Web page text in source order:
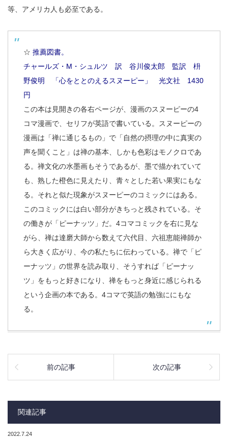
等、アメリカ人も必至である。
☆ 推薦図書。
チャールズ・M・シュルツ 訳 谷川俊太郎 監訳 枡
野俊明 「心をととのえるスヌーピー」 光文社 1430
円
この本は見開きの各右ページが、漫画のスヌーピーの4
コマ漫画で、セリフが英語で書いている。スヌーピーの
漫画は「禅に通じるもの」で「自然の摂理の中に真実の
声を聞くこと」は禅の基本、しかも色彩はモノクロであ
る。禅文化の水墨画もそうであるが、墨で描かれていて
も、熟した橙色に見えたり、青々とした若い果実にもな
る。それと似た現象がスヌーピーのコミックにはある。
このコミックには白い部分がきちっと残されている。そ
の働きが「ピーナッツ」だ。4コマコミックを右に見な
がら、禅は達磨大師から数えて六代目、六祖恵能禅師か
ら大きく広がり、今の私たちに伝わっている。禅で「ピ
ーナッツ」の世界を読み取り、そうすれば「ピーナッ
ツ」をもっと好きになり、禅をもっと身近に感じられる
という企画の本である。4コマで英語の勉強ににもな
る。
前の記事 次の記事
関連記事
2022.7.24